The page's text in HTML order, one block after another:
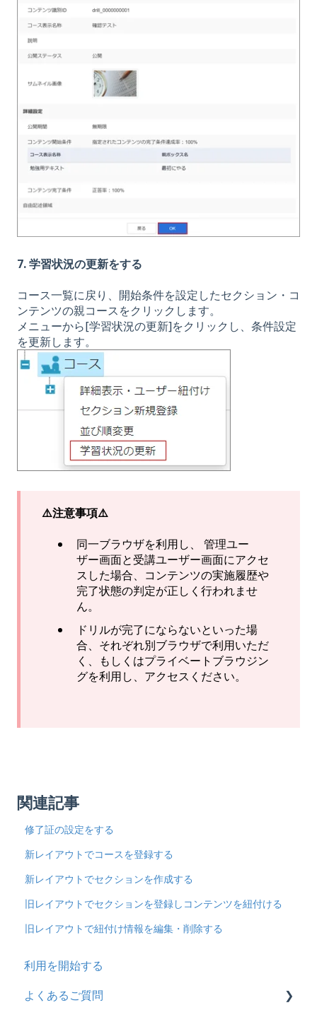
7. 学習状況の更新をする
コース一覧に戻り、開始条件を設定したセクション・コ
ンテンツの親コースをクリックします。
メニューから[学習状況の更新]をクリックし、条件設定
を更新します。
⚠️注意事項⚠️
同一ブラウザを利用し、 管理ユー
ザー画面と受講ユーザー画面にアクセ
スした場合、コンテンツの実施履歴や
完了状態の判定が正しく行われませ
ん。
ドリルが完了にならないといった場
合、それぞれ別ブラウザで利用いただ
く、もしくはプライベートブラウジン
グを利用し、アクセスください。
関連記事
修了証の設定をする
新レイアウトでコースを登録する
新レイアウトでセクションを作成する
旧レイアウトでセクションを登録しコンテンツを紐付ける
旧レイアウトで紐付け情報を編集・削除する
利用を開始する
よくあるご質問